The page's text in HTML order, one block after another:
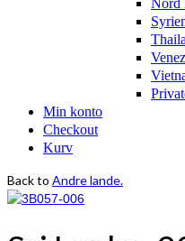
Nord
Min konto
Checkout
Kurv
Back to Andre lande.